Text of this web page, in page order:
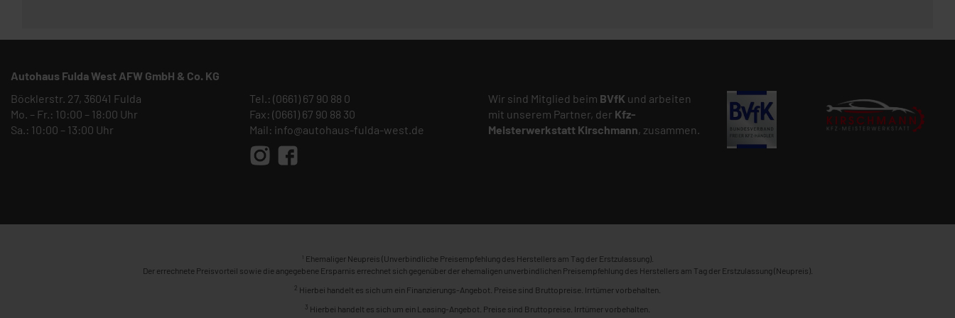
Autohaus Fulda West AFW GmbH & Co. KG
Böcklerstr. 27, 36041 Fulda
Mo. – Fr.: 10:00 – 18:00 Uhr
Sa.: 10:00 – 13:00 Uhr
Tel.: (0661) 67 90 88 0
Fax: (0661) 67 90 88 30
Mail: info@autohaus-fulda-west.de
Wir sind Mitglied beim BVfK und arbeiten
mit unserem Partner, der Kfz-
Meisterwerkstatt Kirschmann, zusammen.
1 Ehemaliger Neupreis (Unverbindliche Preisempfehlung des Herstellers am Tag der Erstzulassung).
Der errechnete Preisvorteil sowie die angegebene Ersparnis errechnet sich gegenüber der ehemaligen unverbindlichen Preisempfehlung des Herstellers am Tag der Erstzulassung (Neupreis).
2 Hierbei handelt es sich um ein Finanzierungs-Angebot. Preise sind Bruttopreise. Irrtümer vorbehalten.
3 Hierbei handelt es sich um ein Leasing-Angebot. Preise sind Bruttopreise. Irrtümer vorbehalten.